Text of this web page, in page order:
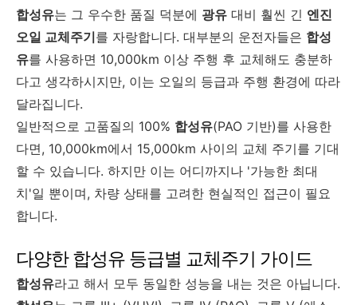
합성유는 그 우수한 품질 덕분에 광유 대비 훨씬 긴 엔진
오일 교체주기를 자랑합니다. 대부분의 운전자들은 합성
유를 사용하면 10,000km 이상 주행 후 교체해도 충분하
다고 생각하시지만, 이는 오일의 등급과 주행 환경에 따라
달라집니다.
일반적으로 고품질의 100% 합성유(PAO 기반)를 사용한
다면, 10,000km에서 15,000km 사이의 교체 주기를 기대
할 수 있습니다. 하지만 이는 어디까지나 '가능한 최대
치'일 뿐이며, 차량 상태를 고려한 현실적인 접근이 필요
합니다.
다양한 합성유 등급별 교체주기 가이드
합성유라고 해서 모두 동일한 성능을 내는 것은 아닙니다.